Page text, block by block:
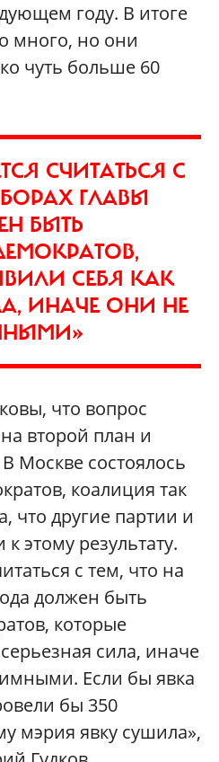
году. В итоге
много, но они
чуть больше 60
СЧИТАТЬСЯ С
ГЛАВЫ
БЫТЬ
СЕБЯ КАК
ИНАЧЕ ОНИ НЕ
что вопрос
второй план и
Москве состоялось
коалиция так
что другие партии и
этому результату.
с тем, что на
должен быть
которые
сила, иначе
Если бы явка
бы 350
мэрия явку сушила»,